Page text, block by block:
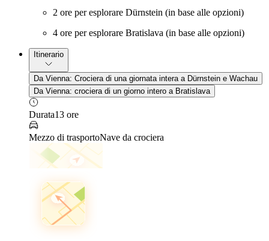
2 ore per esplorare Dürnstein (in base alle opzioni)
4 ore per esplorare Bratislava (in base alle opzioni)
Itinerario
Da Vienna: Crociera di una giornata intera a Dürnstein e Wachau
Da Vienna: crociera di un giorno intero a Bratislava
Durata13 ore
Mezzo di trasportoNave da crociera